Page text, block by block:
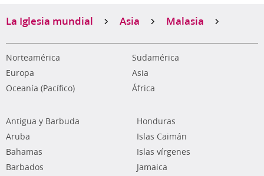
La Iglesia mundial Asia Malasia
Norteamérica
Sudamérica
Europa
Asia
Oceanía (Pacífico)
África
Antigua y Barbuda
Aruba
Bahamas
Barbados
Honduras
Islas Caimán
Islas vírgenes
Jamaica